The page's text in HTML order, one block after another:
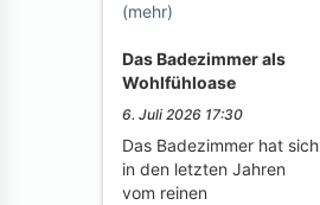
(mehr)
Das Badezimmer als
Wohlfühloase
6. Juli 2026 17:30
Das Badezimmer hat sich
in den letzten Jahren
vom reinen